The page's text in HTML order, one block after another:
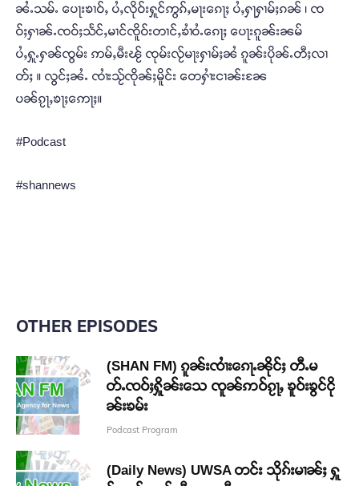
ၼႆႉသမ်ႉ ပေႃးၶၢဝ်ႇ ပႆႇလိုဝ်းႁူင်ဢွၵ်ႇမႃးၵေႃႈ ပႆႇႁႃႁၢမ်ႈၵၼ် ၊ ၸ
ဝ်ႈႁၢၼ်ႉၸဝ်ႈသႅင်ႇမၢင်ၸိူဝ်းတၢင်ႇၶၢႆဝႆႉၵေႃႈ ပေႃးၵူၼ်းၼမ်
ပႆႇႁူႉႁၼ်ၸွမ်း ဢမ်ႇမီးၽႂ် ၸုမ်းလႂ်မႃးႁၢမ်ႈၼႆ ၵူၼ်းပိုၼ်ႉတီႈလၢ
တ်ႈ ။ လွင်ႈၼႆႉ ၸၢႆးသႂ်ၸိုၼ်ႈမိူင်း တေႁၢႆးငၢၼ်းၼႄ
ပၼ်ၵႂႃႇၶႃႈဢေႃႈ။
#Podcast
#shannews
OTHER EPISODES
(SHAN FM) ၵူၼ်းၸၢႆးၵေႃႉၼိုင်ႈ တီႉမ
တ်ႉၸဝ်ႈႁိူၼ်းသေ ၸူၼ်ဢဝ်ၵႂႃႇ ၶူဝ်းၶွင်ငို
ၼ်းၶမ်း
Podcast Program
(Daily News) UWSA တင်း သိုၵ်းမၢၼ်ႈ ႁူ